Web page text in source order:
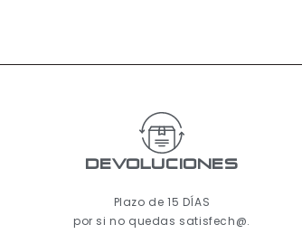
Devoluciones
Plazo de 15 DÍAS
por si no quedas satisfech@.